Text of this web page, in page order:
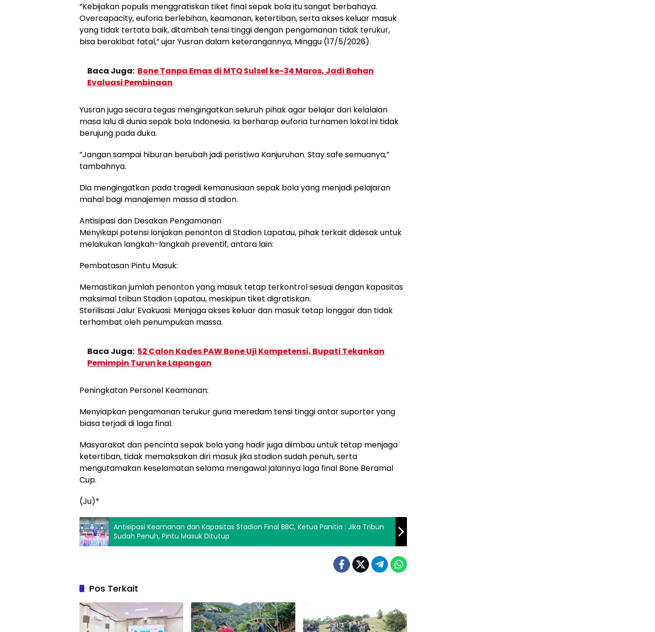
​”Kebijakan populis menggratiskan tiket final sepak bola itu sangat berbahaya.
Overcapacity, euforia berlebihan, keamanan, ketertiban, serta akses keluar masuk
yang tidak tertata baik, ditambah tensi tinggi dengan pengamanan tidak terukur,
bisa berakibat fatal,” ujar Yusran dalam keterangannya, Minggu (17/5/2026).
Baca Juga: Bone Tanpa Emas di MTQ Sulsel ke-34 Maros, Jadi Bahan
Evaluasi Pembinaan
​Yusran juga secara tegas mengingatkan seluruh pihak agar belajar dari kelalaian
masa lalu di dunia sepak bola Indonesia. Ia berharap euforia turnamen lokal ini tidak
berujung pada duka.
​”Jangan sampai hiburan berubah jadi peristiwa Kanjuruhan. Stay safe semuanya,”
tambahnya.
Dia mengingatkan pada tragedi kemanusiaan sepak bola yang menjadi pelajaran
mahal bagi manajemen massa di stadion.
​Antisipasi dan Desakan Pengamanan
​Menyikapi potensi lonjakan penonton di Stadion Lapatau, pihak terkait didesak untuk
melakukan langkah-langkah preventif, antara lain:
​Pembatasan Pintu Masuk:
Memastikan jumlah penonton yang masuk tetap terkontrol sesuai dengan kapasitas
maksimal tribun Stadion Lapatau, meskipun tiket digratiskan.
​Sterilisasi Jalur Evakuasi: Menjaga akses keluar dan masuk tetap longgar dan tidak
terhambat oleh penumpukan massa.
Baca Juga: 52 Calon Kades PAW Bone Uji Kompetensi, Bupati Tekankan
Pemimpin Turun ke Lapangan
​Peningkatan Personel Keamanan:
Menyiapkan pengamanan terukur guna meredam tensi tinggi antar suporter yang
biasa terjadi di laga final.
​Masyarakat dan pencinta sepak bola yang hadir juga diimbau untuk tetap menjaga
ketertiban, tidak memaksakan diri masuk jika stadion sudah penuh, serta
mengutamakan keselamatan selama mengawal jalannya laga final Bone Beramal
Cup.
(Ju)*
Antisipasi Keamanan dan Kapasitas Stadion Final BBC, Ketua Panitia : Jika Tribun
Sudah Penuh, Pintu Masuk Ditutup
Pos Terkait